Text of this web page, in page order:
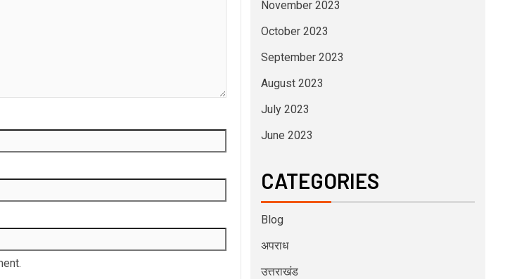
November 2023
October 2023
September 2023
August 2023
July 2023
June 2023
CATEGORIES
Blog
अपराध
उत्तराखंड